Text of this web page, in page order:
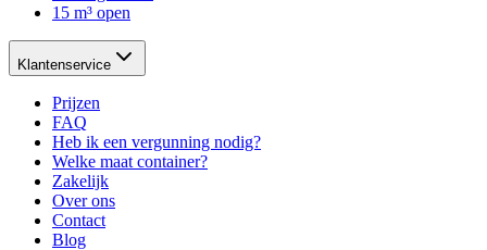
15 m³ open
Klantenservice
Prijzen
FAQ
Heb ik een vergunning nodig?
Welke maat container?
Zakelijk
Over ons
Contact
Blog